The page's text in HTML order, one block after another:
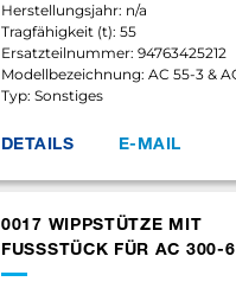
Herstellungsjahr: n/a
Tragfähigkeit (t): 55
Ersatzteilnummer: 94763425212
Modellbezeichnung: AC 55-3 &
Typ: Sonstiges
DETAILS E-MAIL
0017 WIPPSTÜTZE MIT
FUSSSTÜCK FÜR AC 300-6